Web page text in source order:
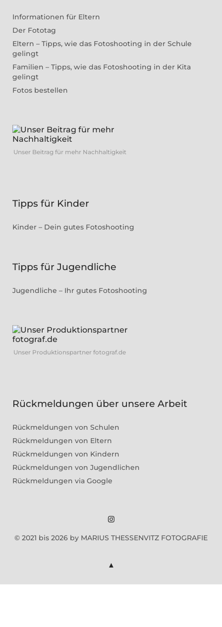
Informationen für Eltern
Der Fototag
Eltern – Tipps, wie das Fotoshooting in der Schule
gelingt
Familien – Tipps, wie das Fotoshooting in der Kita
gelingt
Fotos bestellen
Unser Beitrag für mehr Nachhaltigkeit
Tipps für Kinder
Kinder – Dein gutes Fotoshooting
Tipps für Jugendliche
Jugendliche – Ihr gutes Fotoshooting
Unser Produktionspartner fotograf.de
Rückmeldungen über unsere Arbeit
Rückmeldungen von Schulen
Rückmeldungen von Eltern
Rückmeldungen von Kindern
Rückmeldungen von Jugendlichen
Rückmeldungen via Google
Marius
Instagram
© 2021 bis 2026 by MARIUS THESSENVITZ FOTOGRAFIE